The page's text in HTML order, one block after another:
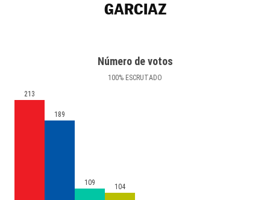
GARCIAZ
Número de votos
100% ESCRUTADO
213
189
109 104